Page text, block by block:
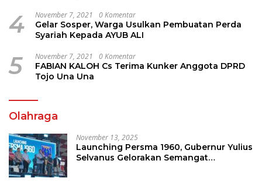
4 November 7, 2021 0 Komentar
Gelar Sosper, Warga Usulkan Pembuatan Perda
Syariah Kepada AYUB ALI
5 November 7, 2021 0 Komentar
FABIAN KALOH Cs Terima Kunker Anggota DPRD
Tojo Una Una
Olahraga
November 13, 2025
Launching Persma 1960, Gubernur Yulius
Selvanus Gelorakan Semangat